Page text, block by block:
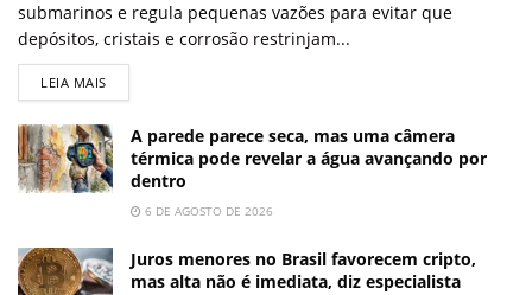
submarinos e regula pequenas vazões para evitar que
depósitos, cristais e corrosão restrinjam...
LEIA MAIS
A parede parece seca, mas uma câmera
térmica pode revelar a água avançando por
dentro
6 DE AGOSTO DE 2026
Juros menores no Brasil favorecem cripto,
mas alta não é imediata, diz especialista